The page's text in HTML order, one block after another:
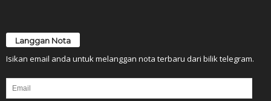
Langgan Nota
Isikan email anda untuk melanggan nota terbaru dari bilik telegram.
Email